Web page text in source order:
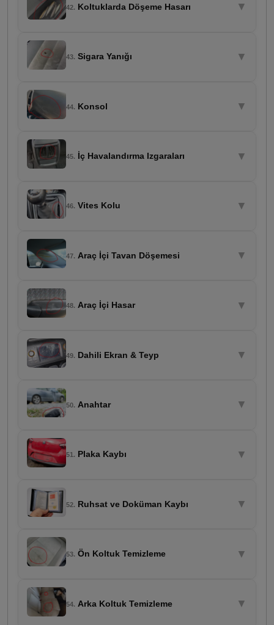
42. Koltuklarda Döşeme Hasarı ▼
43. Sigara Yanığı ▼
44. Konsol ▼
45. İç Havalandırma Izgaraları ▼
46. Vites Kolu ▼
47. Araç İçi Tavan Döşemesi ▼
48. Araç İçi Hasar ▼
49. Dahili Ekran & Teyp ▼
50. Anahtar ▼
51. Plaka Kaybı ▼
52. Ruhsat ve Doküman Kaybı ▼
53. Ön Koltuk Temizleme ▼
54. Arka Koltuk Temizleme ▼